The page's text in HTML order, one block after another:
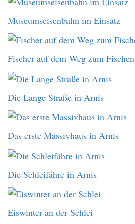
Museumseisenbahn im Einsatz
Fischer auf dem Weg zum Fischen
Die Lange Straße in Arnis
Das erste Massivhaus in Arnis
Die Schleifähre in Arnis
Eiswinter an der Schlei